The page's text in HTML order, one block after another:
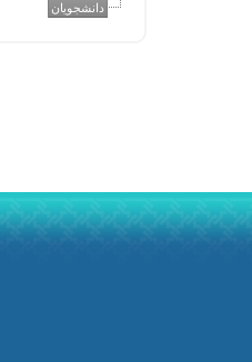
دانشجویان